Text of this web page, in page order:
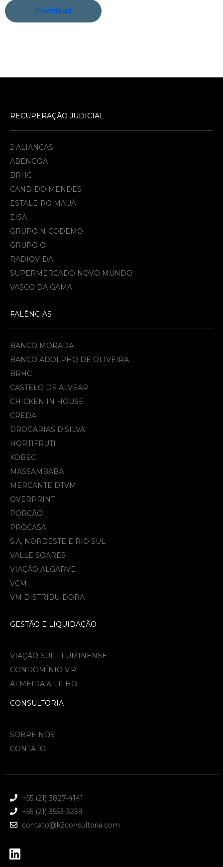
Download
RECUPERAÇÃO JUDICIAL
2 ALIANÇAS
ABENGOA
BRHC
CANDIDO MENDES
ESTALEIRO MAUÁ
EISA
GRUPO NICODEMO
GRUPO OI
RADIOVIDA
SUPERMERCADO NOVO MUNDO
VASCO DA GAMA
FALÊNCIAS
BANCO MORADA
BANCO ADOLPHO DE OLIVEIRA
BRHC
CASTELO DE ALVEAR
CHICKEN IN HOUSE
CREDA
DROGARIAS D'SILVA
HORTIFRUTI
KOBEC
MASSAMBABA
MERCANTE DTVM
OVERPRINT
PORCÃO
PROCASA
S.A, NORDESTE E RIO SUL
VALLE SOARES
VIAÇÃO ALGARVE
VCM
VM DISTRIBUIDORA
GESTÃO E LIQUIDAÇÃO
VIAÇÃO SUL FLUMINENSE
CONDOMÍNIO V.R.
ALMEIDA & FILHO​
CONSULTORIA
SOBRE NÓS
CONTATO
+55 (21) 3827-4141
+55 (21) 3553-3239
contato@k2consultoria.com